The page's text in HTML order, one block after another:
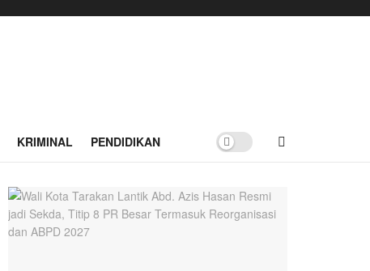
KRIMINAL PENDIDIKAN